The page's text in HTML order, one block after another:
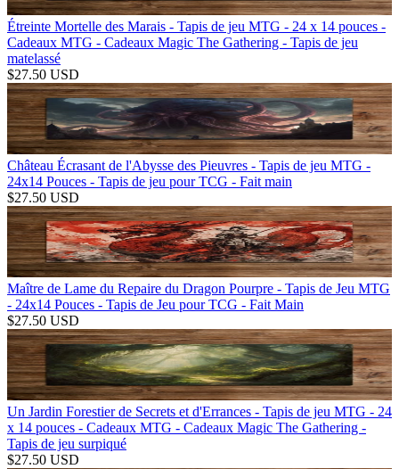
Étreinte Mortelle des Marais - Tapis de jeu MTG - 24 x 14 pouces -
Cadeaux MTG - Cadeaux Magic The Gathering - Tapis de jeu
matelassé
$27.50 USD
Château Écrasant de l'Abysse des Pieuvres - Tapis de jeu MTG -
24x14 Pouces - Tapis de jeu pour TCG - Fait main
$27.50 USD
Maître de Lame du Repaire du Dragon Pourpre - Tapis de Jeu MTG
- 24x14 Pouces - Tapis de Jeu pour TCG - Fait Main
$27.50 USD
Un Jardin Forestier de Secrets et d'Errances - Tapis de jeu MTG - 24
x 14 pouces - Cadeaux MTG - Cadeaux Magic The Gathering -
Tapis de jeu surpiqué
$27.50 USD